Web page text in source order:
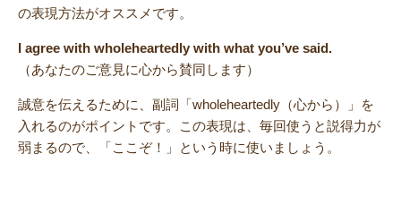
の表現方法がオススメです。
I agree with wholeheartedly with what you’ve said.
（あなたのご意見に心から賛同します）
誠意を伝えるために、副詞「wholeheartedly（心から）」を
入れるのがポイントです。この表現は、毎回使うと説得力が
弱まるので、「ここぞ！」という時に使いましょう。